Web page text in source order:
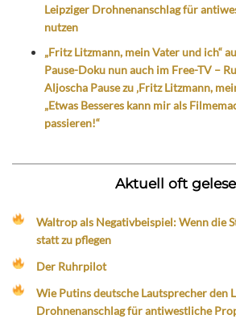
Leipziger Drohnenanschlag für
nutzen
„Fritz Litzmann, mein Vater und ich“
Pause-Doku nun auch im Free-TV –
Aljoscha Pause zu ‚Fritz Litzmann,
„Etwas Besseres kann mir als
passieren!“
Aktuell oft
Waltrop als Negativbeispiel: Wenn die
statt zu pflegen
Der Ruhrpilot
Wie Putins deutsche Lautsprecher den
Drohnenanschlag für antiwestliche